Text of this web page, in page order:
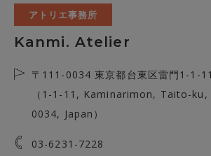
アトリエ事務所
Kanmi. Atelier
〒111-0034 東京都台東区雷門1-1-11
（1-1-11, Kaminarimon, Taito-
0034, Japan）
03-6231-7228